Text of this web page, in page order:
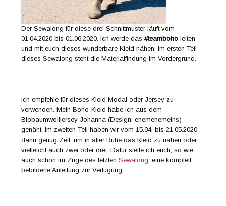
Der Sewalong für diese drei Schnittmuster läuft vom
01.04.2020 bis 01.06.2020. Ich werde das#teamboho leiten
und mit euch dieses wunderbare Kleid nähen. Im ersten Teil
dieses Sewalong steht die Materialfindung im Vordergrund.
Ich empfehle für dieses Kleid Modal oder Jersey zu
verwenden. Mein Boho-Kleid habe ich aus dem
Biobaumwolljersey Johanna (Design: enemenemeins)
genäht. Im zweiten Teil haben wir vom 15.04. bis 21.05.2020
dann genug Zeit, um in aller Ruhe das Kleid zu nähen oder
vielleicht auch zwei oder drei. Dafür stelle ich euch, so wie
auch schon im Zuge des letztenSewalong , eine komplett
bebilderte Anleitung zur Verfügung.